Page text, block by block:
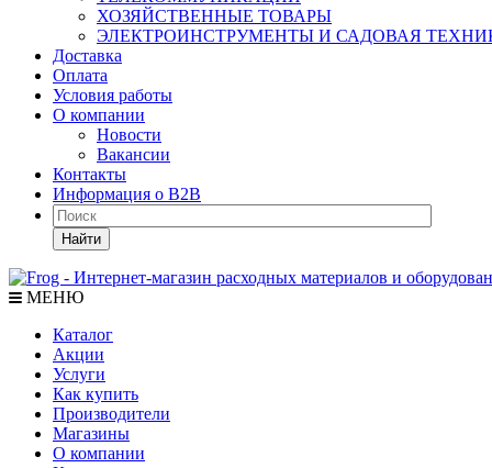
ХОЗЯЙСТВЕННЫЕ ТОВАРЫ
ЭЛЕКТРОИНСТРУМЕНТЫ И САДОВАЯ
Доставка
Оплата
Условия работы
О компании
Новости
Вакансии
Контакты
Информация о B2B
Найти
МЕНЮ
Каталог
Акции
Услуги
Как купить
Производители
Магазины
О компании